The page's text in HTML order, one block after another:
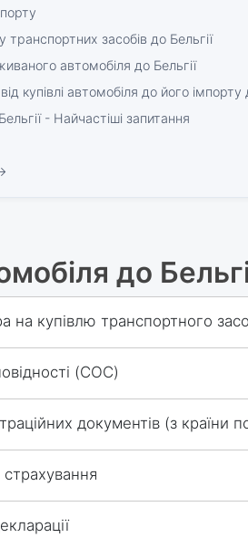
засобів до Бельгії
автомобіля до Бельгії
купівлі автомобіля до його імпорту
- Найчастіші запитання
до
на купівлю транспортного
(COC)
документів (з країни